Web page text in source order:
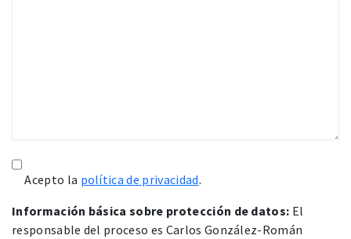
Acepto la política de privacidad.
Información básica sobre protección de datos: El
responsable del proceso es Carlos González-Román